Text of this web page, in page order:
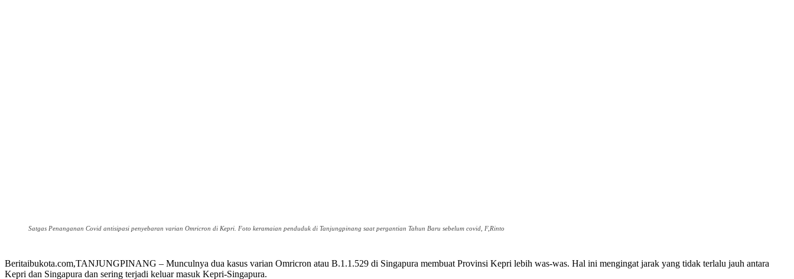
Satgas Penanganan Covid antisipasi penyebaran varian Omricron di Kepri. Foto keramaian penduduk di Tanjungpinang saat pergantian Tahun Baru sebelum covid, F,Rinto
Beritaibukota.com,TANJUNGPINANG – Munculnya dua kasus varian Omricron atau B.1.1.529 di Singapura membuat Provinsi Kepri lebih was-was. Hal ini mengingat jarak yang tidak terlalu jauh antara
Kepri dan Singapura dan sering terjadi keluar masuk Kepri-Singapura.